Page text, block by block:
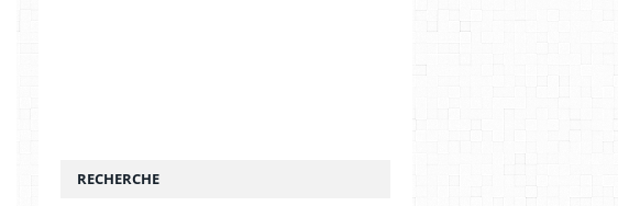
RECHERCHE